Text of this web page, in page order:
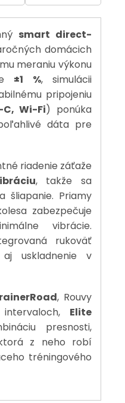
smart direct-
domácich
meraniu výkonu
±1 %, simulácii
pripojeniu
C, Wi-Fi) ponúka
dáta pre
riadenie záťaže
, takže sa
šliapanie. Priamy
zabezpečuje
vibrácie.
rukoväť
uskladnenie v
, Rouvy
Elite
presnosti,
z neho robí
tréningového